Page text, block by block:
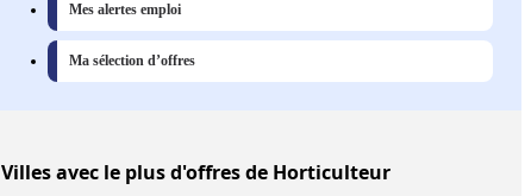
Mes alertes emploi
Ma sélection d’offres
Villesavec le plus d'offres de Horticulteur